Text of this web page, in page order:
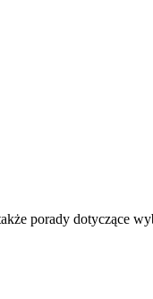
porady dotyczące